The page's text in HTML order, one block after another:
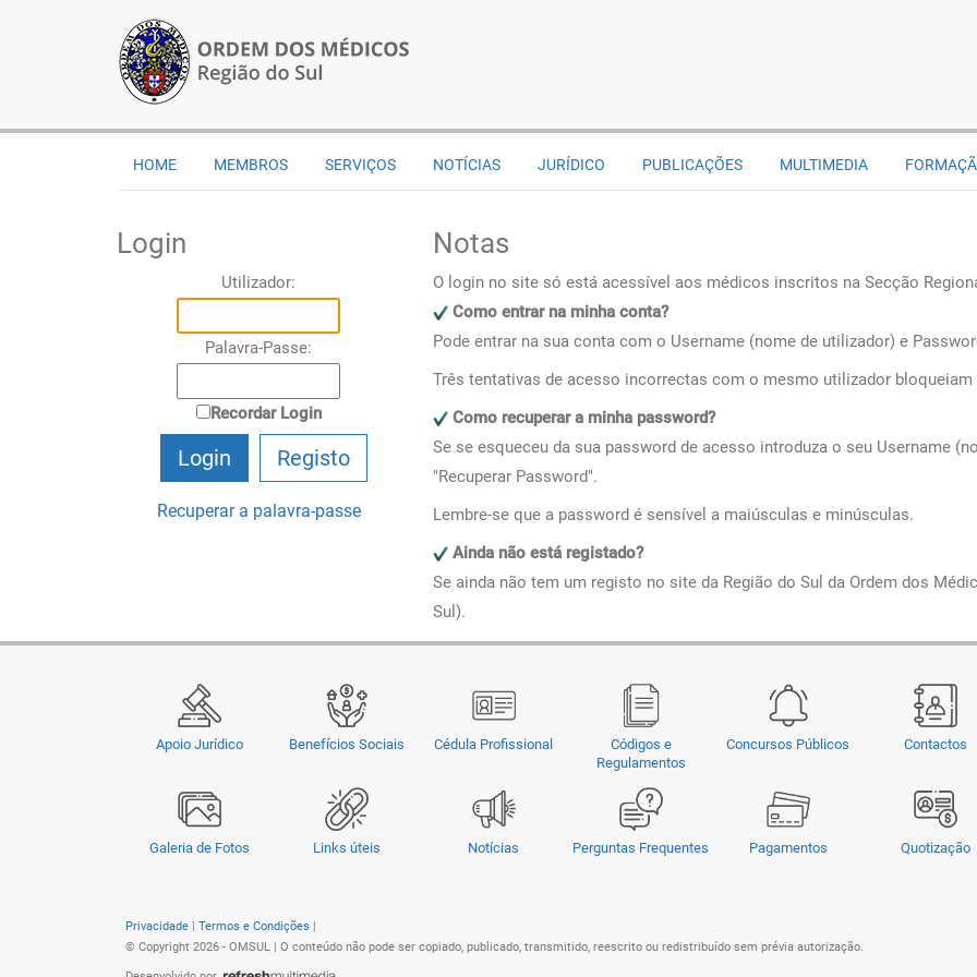
HOME MEMBROS SERVIÇOS NOTÍCIAS JURÍDICO PUBLICAÇÕES MULTIMEDIA
Login
Utilizador:
Palavra-Passe:
Recordar Login
Login Registo
Recuperar a palavra-passe
Notas
O login no site só está acessível aos médicos inscritos na Secção
Como entrar na minha conta?
Pode entrar na sua conta com o Username (nome de utilizador) e
Três tentativas de acesso incorrectas com o mesmo utilizador
Como recuperar a minha password?
Se se esqueceu da sua password de acesso introduza o seu Username
"Recuperar Password".
Lembre-se que a password é sensível a maiúsculas e minúsculas.
Ainda não está registado?
Se ainda não tem um registo no site da Região do Sul da Ordem dos
Sul).
Apoio Jurídico Benefícios Sociais Cédula Profissional
Códigos e
Regulamentos
Concursos Públicos Contactos
Galeria de Fotos Links úteis Notícias Perguntas Frequentes Pagamentos Quotização
Privacidade | Termos e Condições |
© Copyright 2026 - OMSUL | O conteúdo não pode ser copiado, publicado, transmitido, reescrito ou redistribuído sem prévia autorização.